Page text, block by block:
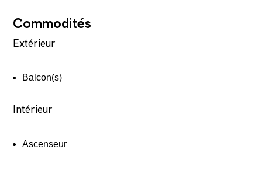
Commodités
Extérieur
Balcon(s)
Intérieur
Ascenseur